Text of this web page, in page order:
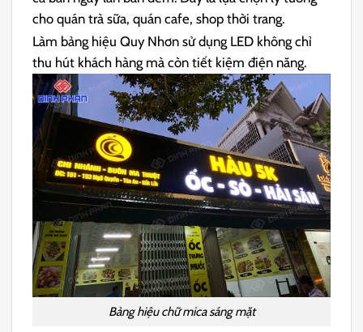
cho quán trà sữa, quán cafe, shop thời trang.
Làm bảng hiệu Quy Nhơn sử dụng LED không chỉ
thu hút khách hàng mà còn tiết kiệm điện năng.
Bảng hiệu chữ mica sáng mặt